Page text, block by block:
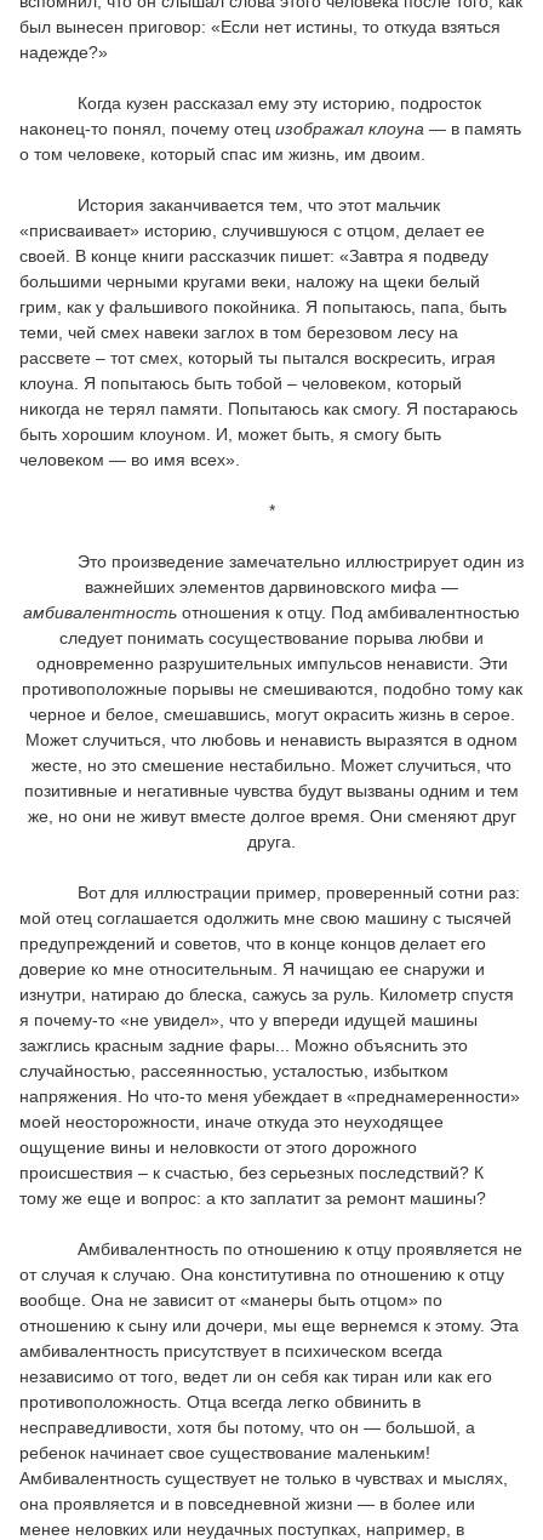
был вынесен приговор: «Если нет истины, то откуда взяться
надежде?»
Когда кузен рассказал ему эту историю, подросток
наконец-то понял, почему отец изображал клоуна — в память
о том человеке, который спас им жизнь, им двоим.
История заканчивается тем, что этот мальчик
«присваивает» историю, случившуюся с отцом, делает ее
своей. В конце книги рассказчик пишет: «Завтра я подведу
большими черными кругами веки, наложу на щеки белый
грим, как у фальшивого покойника. Я попытаюсь, папа, быть
теми, чей смех навеки заглох в том березовом лесу на
рассвете – тот смех, который ты пытался воскресить, играя
клоуна. Я попытаюсь быть тобой – человеком, который
никогда не терял памяти. Попытаюсь как смогу. Я постараюсь
быть хорошим клоуном. И, может быть, я смогу быть
человеком — во имя всех».
*
Это произведение замечательно иллюстрирует один из
важнейших элементов дарвиновского мифа —
амбивалентность отношения к отцу. Под амбивалентностью
следует понимать сосуществование порыва любви и
одновременно разрушительных импульсов ненависти. Эти
противоположные порывы не смешиваются, подобно тому как
черное и белое, смешавшись, могут окрасить жизнь в серое.
Может случиться, что любовь и ненависть выразятся в одном
жесте, но это смешение нестабильно. Может случиться, что
позитивные и негативные чувства будут вызваны одним и тем
же, но они не живут вместе долгое время. Они сменяют друг
друга.
Вот для иллюстрации пример, проверенный сотни раз:
мой отец соглашается одолжить мне свою машину с тысячей
предупреждений и советов, что в конце концов делает его
доверие ко мне относительным. Я начищаю ее снаружи и
изнутри, натираю до блеска, сажусь за руль. Километр спустя
я почему-то «не увидел», что у впереди идущей машины
зажглись красным задние фары... Можно объяснить это
случайностью, рассеянностью, усталостью, избытком
напряжения. Но что-то меня убеждает в «преднамеренности»
моей неосторожности, иначе откуда это неуходящее
ощущение вины и неловкости от этого дорожного
происшествия – к счастью, без серьезных последствий? К
тому же еще и вопрос: а кто заплатит за ремонт машины?
Амбивалентность по отношению к отцу проявляется не
от случая к случаю. Она конститутивна по отношению к отцу
вообще. Она не зависит от «манеры быть отцом» по
отношению к сыну или дочери, мы еще вернемся к этому. Эта
амбивалентность присутствует в психическом всегда
независимо от того, ведет ли он себя как тиран или как его
противоположность. Отца всегда легко обвинить в
несправедливости, хотя бы потому, что он — большой, а
ребенок начинает свое существование маленьким!
Амбивалентность существует не только в чувствах и мыслях,
она проявляется и в повседневной жизни — в более или
менее неловких или неудачных поступках, например, в